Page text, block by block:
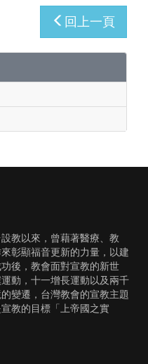
回上一頁
教以來，曾藉著醫療、教
彰顯福音更新的力量，以建
後，教會面對宣教的新世
動，十一增長運動以及兩千
變遷，台灣教會的宣教主題
教的目標「上帝國之實